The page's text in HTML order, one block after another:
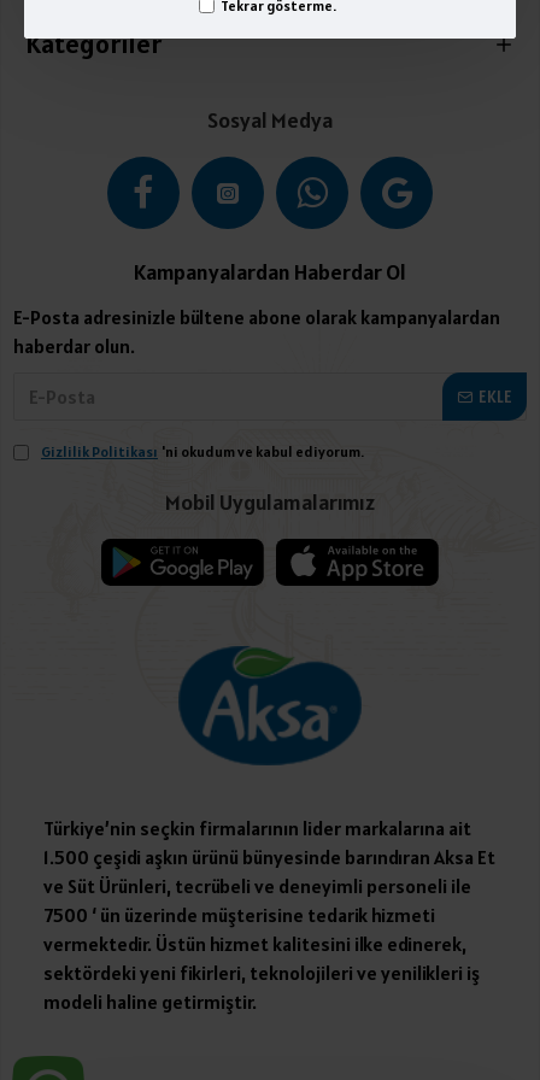
Tekrar gösterme.
Kategoriler
Sosyal Medya
Kampanyalardan Haberdar Ol
E-Posta adresinizle bültene abone olarak kampanyalardan
haberdar olun.
EKLE
Gizlilik Politikası 'ni okudum ve kabul ediyorum.
Mobil Uygulamalarımız
Türkiye’nin seçkin firmalarının lider markalarına ait
1.500 çeşidi aşkın ürünü bünyesinde barındıran Aksa Et
ve Süt Ürünleri, tecrübeli ve deneyimli personeli ile
7500 ‘ ün üzerinde müşterisine tedarik hizmeti
vermektedir. Üstün hizmet kalitesini ilke edinerek,
sektördeki yeni fikirleri, teknolojileri ve yenilikleri iş
modeli haline getirmiştir.